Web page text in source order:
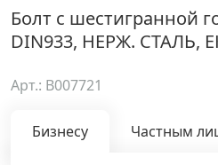
Распродажа
Уценка
Анкерная техника
Болт с шестигранной
DIN933, НЕРЖ. СТАЛЬ,
Арт.: B007721
Бизнесу Частным